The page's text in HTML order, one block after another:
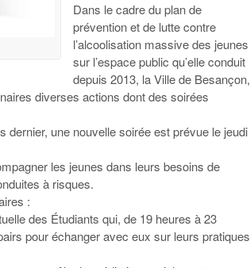
Dans le cadre du plan de
prévention et de lutte contre
l’alcoolisation massive des jeunes
sur l’espace public qu’elle conduit
depuis 2013, la Ville de Besançon,
diverses actions dont des soirées
dernier, une nouvelle soirée est prévue le jeudi
les jeunes dans leurs besoins de
à risques.
:
des Étudiants qui, de 19 heures à 23
pour échanger avec eux sur leurs pratiques